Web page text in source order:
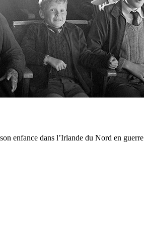
enfance dans l’Irlande du Nord en guerre